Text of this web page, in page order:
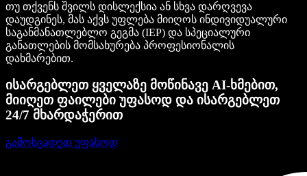
თუ თქვენს შვილს დისლექსია ან სხვა დარღვევა
დაუდგინეს, მას აქვს უფლება მიიღოს ინდივიდუალური
საგანმანათლებლო გეგმა (IEP) და სპეციალური
განათლების მომსახურება პროფესიონალის
დახმარებით.
ისარგებლეთ ყველაზე მოწინავე AI-ხმებით,
მიიღეთ ფაილები უფასოდ და ისარგებლეთ
24/7 მხარდაჭერით
გამოსცადეთ უფასოდ